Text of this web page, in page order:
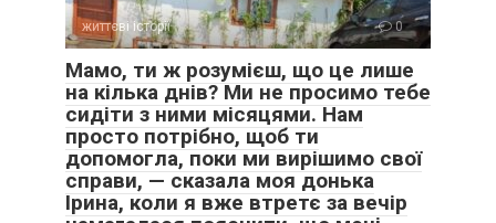
життєві історії 0
Мамо, ти ж розумієш, що це лише
на кілька днів? Ми не просимо тебе
сидіти з ними місяцями. Нам
просто потрібно, щоб ти
допомогла, поки ми вирішимо свої
справи, — сказала моя донька
Ірина, коли я вже втретє за вечір